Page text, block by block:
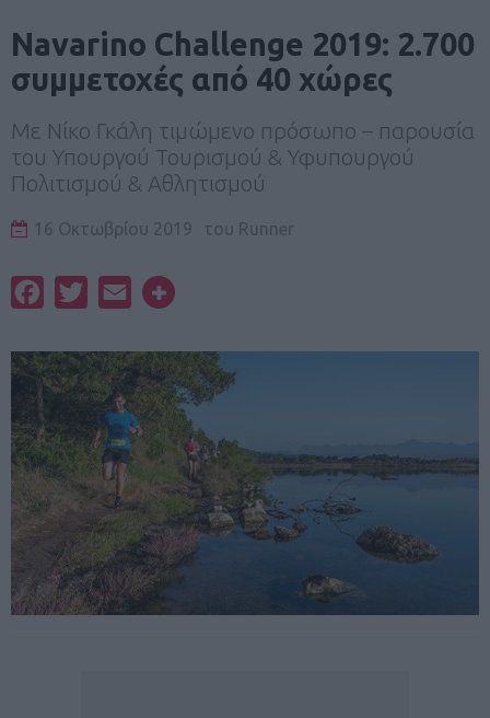
Navarino Challenge 2019: 2.700
συμμετοχές από 40 χώρες
Με Νίκο Γκάλη τιμώμενο πρόσωπο – παρουσία
του Υπουργού Τουρισμού & Υφυπουργού
Πολιτισμού & Αθλητισμού
16 Οκτωβρίου 2019 του Runner
FacebookTwitterEmail